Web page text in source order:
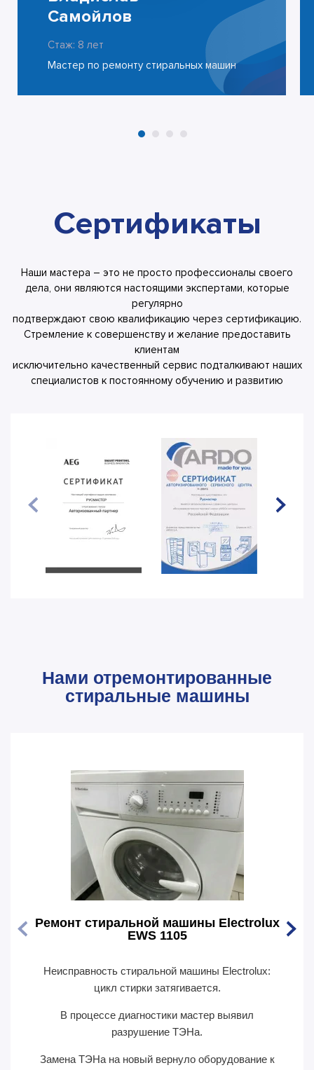
Самойлов
Стаж: 8 лет
Мастер по ремонту стиральных машин
Сертификаты
Наши мастера – это не просто профессионалы своего
дела, они являются настоящими экспертами, которые
регулярно
подтверждают свою квалификацию через сертификацию.
Стремление к совершенству и желание предоставить
клиентам
исключительно качественный сервис подталкивают наших
специалистов к постоянному обучению и развитию
Нами отремонтированные
стиральные машины
Ремонт стиральной машины Electrolux
EWS 1105
Неисправность стиральной машины Electrolux:
цикл стирки затягивается.
В процессе диагностики мастер выявил
разрушение ТЭНа.
Замена ТЭНа на новый вернуло оборудование к